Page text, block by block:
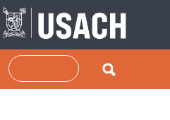
Skip to main content
Search